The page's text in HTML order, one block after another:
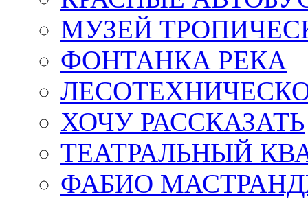
МУЗЕЙ
ФОНТАНКА РЕКА
ХОЧУ РАССКАЗАТЬ
ТЕАТРАЛЬНЫЙ
ФАБИО